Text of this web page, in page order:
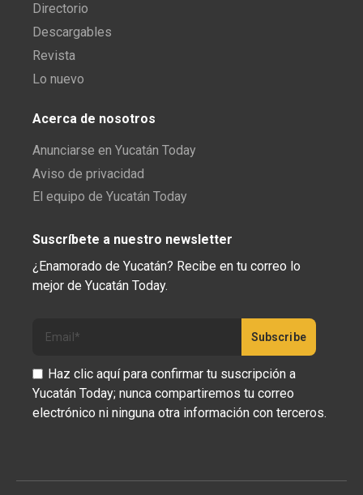
Directorio
Descargables
Revista
Lo nuevo
Acerca de nosotros
Anunciarse en Yucatán Today
Aviso de privacidad
El equipo de Yucatán Today
Suscríbete a nuestro newsletter
¿Enamorado de Yucatán? Recibe en tu correo lo
mejor de Yucatán Today.
Haz clic aquí para confirmar tu suscripción a
Yucatán Today; nunca compartiremos tu correo
electrónico ni ninguna otra información con terceros.